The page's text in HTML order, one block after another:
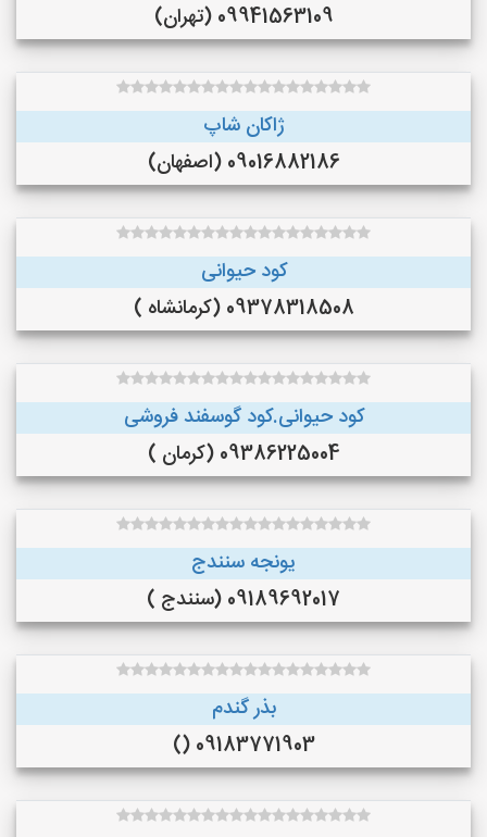
09941563109 (تهران)
ژاکان شاپ
09016882186 (اصفهان)
کود حیوانی
09378318508 (کرمانشاه )
کود حیوانی.کود گوسفند فروشی
09386225004 (کرمان )
یونجه سنندج
09189692017 (سنندج )
بذر گندم
09183771903 ()